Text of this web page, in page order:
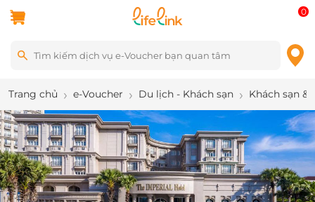
0
Trang chủ e-Voucher Du lịch - Khách sạn Khách sạn &